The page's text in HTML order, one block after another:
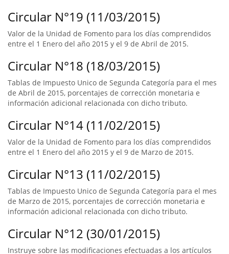
Circular N°19 (11/03/2015)
Valor de la Unidad de Fomento para los días comprendidos
entre el 1 Enero del año 2015 y el 9 de Abril de 2015.
Circular N°18 (18/03/2015)
Tablas de Impuesto Unico de Segunda Categoría para el mes
de Abril de 2015, porcentajes de corrección monetaria e
información adicional relacionada con dicho tributo.
Circular N°14 (11/02/2015)
Valor de la Unidad de Fomento para los días comprendidos
entre el 1 Enero del año 2015 y el 9 de Marzo de 2015.
Circular N°13 (11/02/2015)
Tablas de Impuesto Unico de Segunda Categoría para el mes
de Marzo de 2015, porcentajes de corrección monetaria e
información adicional relacionada con dicho tributo.
Circular N°12 (30/01/2015)
Instruye sobre las modificaciones efectuadas a los artículos